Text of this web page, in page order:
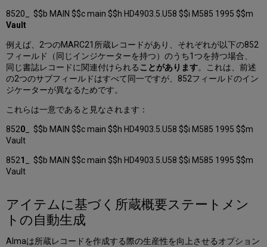
8520_ $$b MAIN $$c main $$h HD4903.5.U58 $$i M585 1995 $$m
Vault
例えば、2つのMARC21所蔵レコードがあり、それぞれが以下の852
フィールド（同じインジケーターを持つ）のうち1つを持つ場合、
同じ書誌レコードに関連付けられることがあります。これは、前述
の2つのサブフィールドはすべて同一ですが、852フィールドのイン
ジケーターが異なるためです。
これらは一意であると見なされます：
8520 _ $$b MAIN $$c main $$h HD4903.5.U58 $$i M585 1995 $$m
Vault
8521
_ $$b MAIN $$c main $$h HD4903.5.U58 $$i M585 1995 $$m
Vault
アイテムに基づく所蔵概要ステートメン
トの自動生成
Almaは所蔵レコードを作成する際の生産性を向上させるオプション